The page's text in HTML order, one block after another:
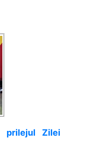
prilejul Zilei